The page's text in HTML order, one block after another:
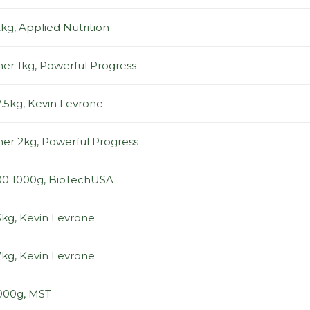
Applied Nutrition
1kg, Powerful Progress
Kevin Levrone
2kg, Powerful Progress
1000g, BioTechUSA
Kevin Levrone
Kevin Levrone
MST